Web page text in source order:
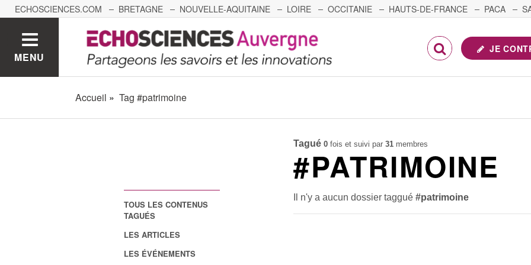
ECHOSCIENCES.COM BRETAGNE NOUVELLE-AQUITAINE LOIRE OCCITANIE HAUTS-DE-FRANCE PACA
GRENOBLE GRAND EST BOURGOGNE-FRANCHE-COMTÉ
MENU
JE
Accueil Tag #patrimoine
TOUS LES CONTENUS
TAGUÉS
LES ARTICLES
LES ÉVÉNEMENTS
Tagué 0 fois et suivi par31 membres
#PATRIMOINE
Il n'y a aucun dossier taggué#patrimoine